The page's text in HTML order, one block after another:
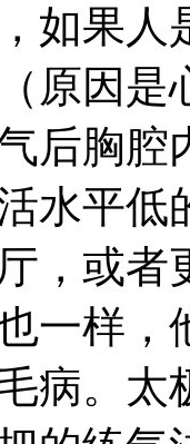
如果
原因
后胸腔
水平低
，或者
一样
病。太